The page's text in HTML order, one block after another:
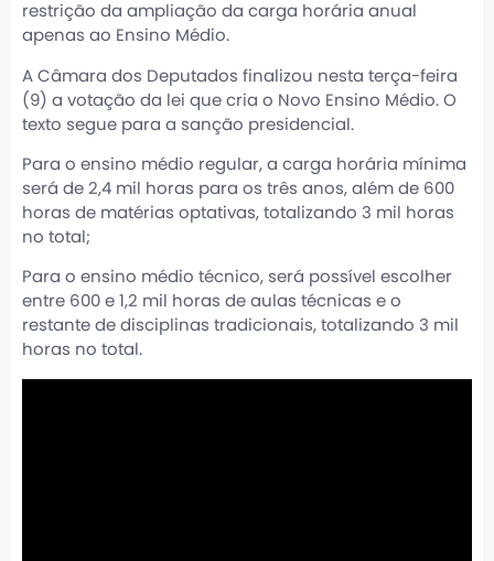
restrição da ampliação da carga horária anual
apenas ao Ensino Médio.
A Câmara dos Deputados finalizou nesta terça-feira
(9) a votação da lei que cria o Novo Ensino Médio. O
texto segue para a sanção presidencial.
Para o ensino médio regular, a carga horária mínima
será de 2,4 mil horas para os três anos, além de 600
horas de matérias optativas, totalizando 3 mil horas
no total;
Para o ensino médio técnico, será possível escolher
entre 600 e 1,2 mil horas de aulas técnicas e o
restante de disciplinas tradicionais, totalizando 3 mil
horas no total.